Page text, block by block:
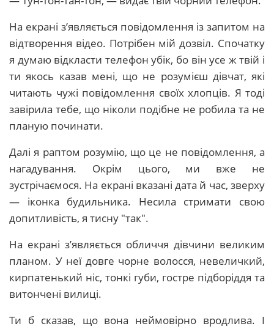
На екрані з’являється повідомлення із запитом на
відтворення відео. Потрібен мій дозвіл. Спочатку
я думаю відкласти телефон убік, бо він усе ж твій і
ти якось казав мені, що не розумієш дівчат, які
читають чужі повідомлення своїх хлопців. Я тоді
завірила тебе, що ніколи подібне не робила та не
планую починати.
Далі я раптом розумію, що це не повідомлення, а
нагадування. Окрім цього, ми вже не
зустрічаємося. На екрані вказані дата й час, зверху
— іконка будильника. Несила стримати свою
допитливість, я тисну "так".
На екрані з’являється обличчя дівчини великим
планом. У неї довге чорне волосся, невеличкий,
кирпатенький ніс, тонкі губи, гостре підборіддя та
витончені вилиці.
Ти б сказав, що вона неймовірно вродлива. І